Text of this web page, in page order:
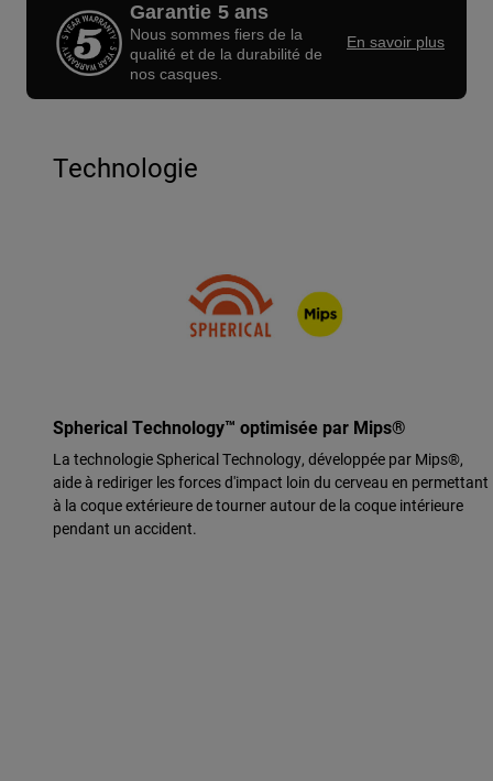
Garantie 5 ans
Nous sommes fiers de la
qualité et de la durabilité de
nos casques.
En savoir plus
Technologie
Spherical Technology™ optimisée par Mips®
La technologie Spherical Technology, développée par Mips®,
aide à rediriger les forces d'impact loin du cerveau en permettant
à la coque extérieure de tourner autour de la coque intérieure
pendant un accident.